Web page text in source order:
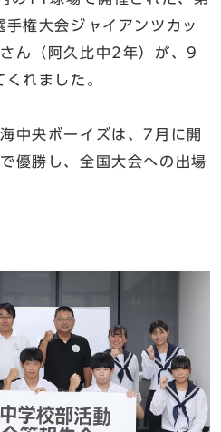
権大会ジャイアンツカッ
ん（阿久比中2年）が、9
れました。
中央ボーイズは、7月に開
優勝し、全国大会への出場